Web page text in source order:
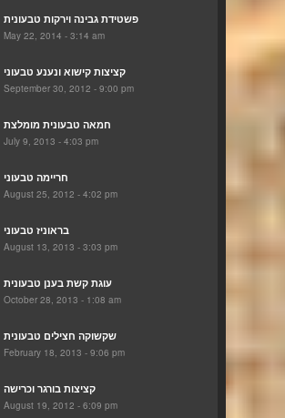
פשטידת גבינה וירקות טבעונית
May 22, 2014 - 3:14 am
קציצות קישוא ונענע טבעוני
September 30, 2012 - 9:00 pm
חמאה טבעונית מומלצת
July 9, 2013 - 4:03 pm
חריימה טבעוני
August 25, 2012 - 4:02 pm
בראוניז טבעוני
August 13, 2013 - 3:03 pm
עוגת קשת בענן טבעונית
October 28, 2013 - 1:08 am
שקשוקה חצילים טבעונית
February 18, 2013 - 9:06 pm
קציצות בורגר וכרישה
August 19, 2012 - 6:09 pm